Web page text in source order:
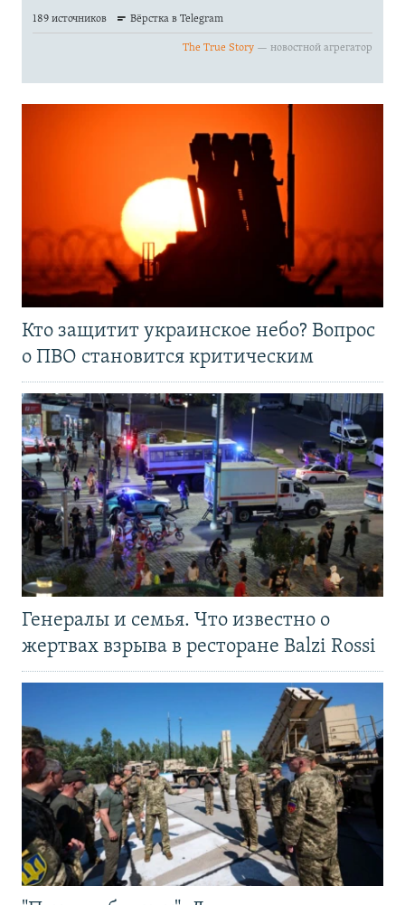
Кто защитит украинское небо? Вопрос
о ПВО становится критическим
Генералы и семья. Что известно о
жертвах взрыва в ресторане Balzi Rossi